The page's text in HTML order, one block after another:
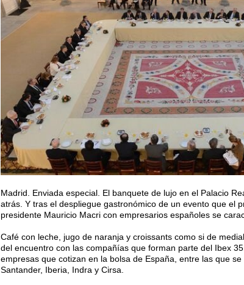
Madrid. Enviada especial. El banquete de lujo en el Palacio
atrás. Y tras el despliegue gastronómico de un evento que el
presidente Mauricio Macri con empresarios españoles se
Café con leche, jugo de naranja y croissants como si de
del encuentro con las compañías que forman parte del Ibex
empresas que cotizan en la bolsa de España, entre las que se
Santander, Iberia, Indra y Cirsa.